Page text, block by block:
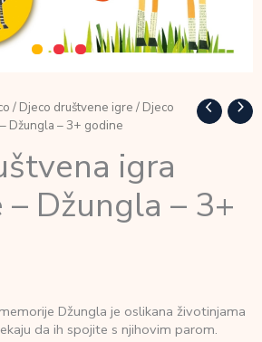
/ Djeco društvene igre / Djeco
Džungla – 3+ godine
igra
Džungla – 3+
Džungla je oslikana životinjama
da ih spojite s njihovim parom.